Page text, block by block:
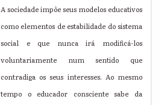
A sociedade impõe seus modelos educativos
como elementos de estabilidade do sistema
social e que nunca irá modificá-los
voluntariamente num sentido que
contradiga os seus interesses. Ao mesmo
tempo o educador consciente sabe da